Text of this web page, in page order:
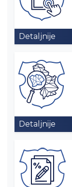
Detaljnije
Detaljnije